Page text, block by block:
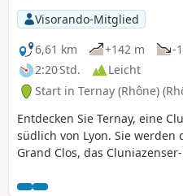
Visorando-Mitglied
6,61 km
+142 m
-
2:20 Std.
Leicht
Start in Ternay (Rhône)
Entdecken Sie Ternay, eine
südlich von Lyon. Sie werden
Grand Clos, das
besichtigt werden kann.